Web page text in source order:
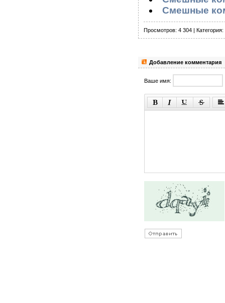
Смешные
Просмотров: 4 304 | Категория:
Добавление комментария
Ваше имя: